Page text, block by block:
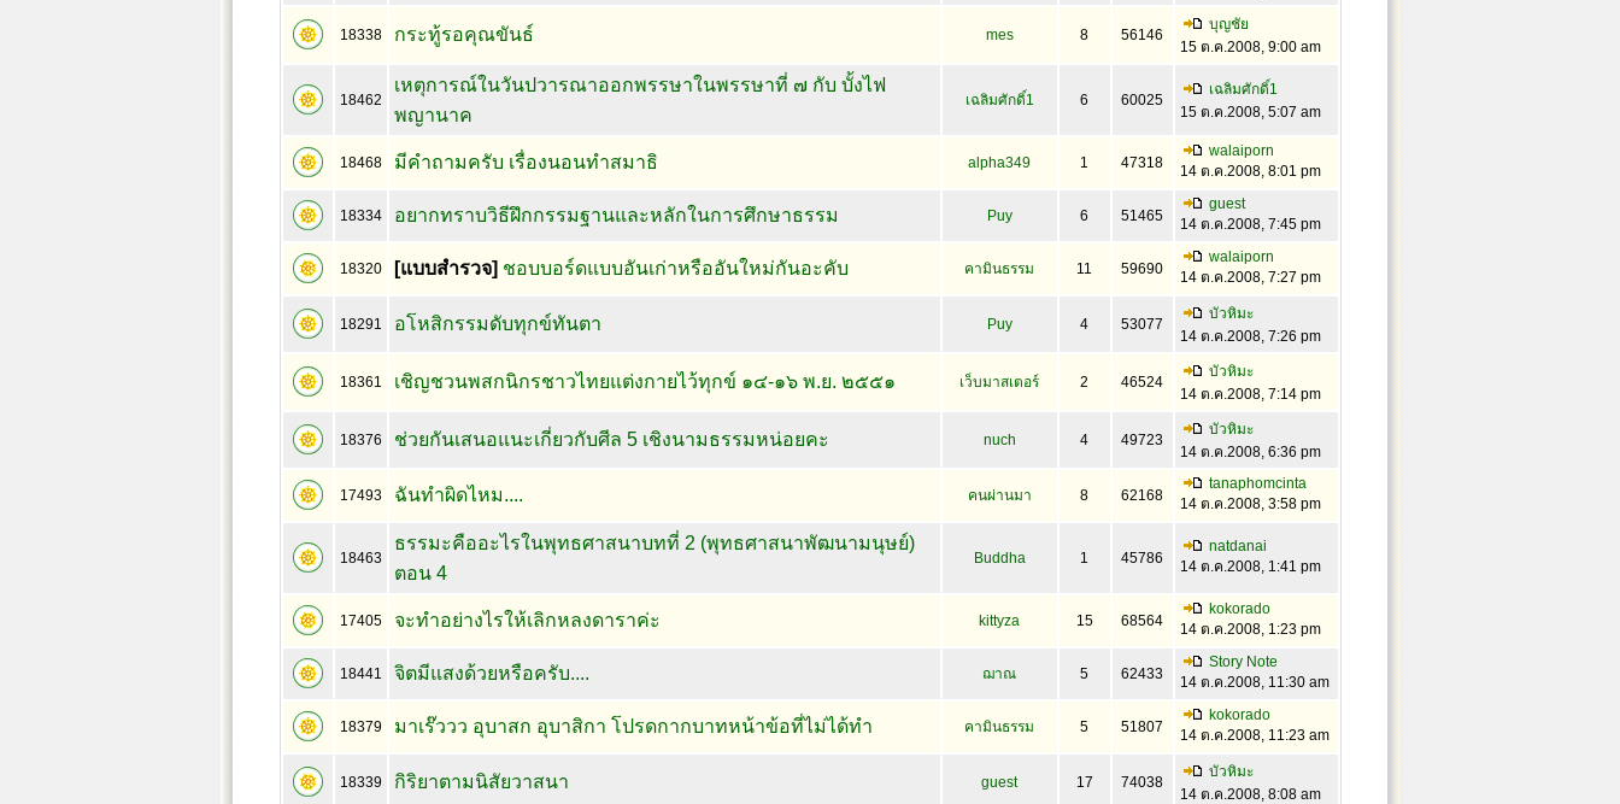
18338 กระทู้รอคุณขันธ์ mes 8 56146
บุญชัย
15 ต.ค.2008, 9:00 am
18462
เหตุการณ์ในวันปวารณาออกพรรษาในพรรษาที่ ๗ กับ บั้งไฟ
พญานาค
เฉลิมศักดิ์1 6 60025
เฉลิมศักดิ์1
15 ต.ค.2008, 5:07 am
18468 มีคำถามครับ เรื่องนอนทำสมาธิ alpha349 1 47318
walaiporn
14 ต.ค.2008, 8:01 pm
18334 อยากทราบวิธีฝึกกรรมฐานและหลักในการศึกษาธรรม Puy 6 51465
guest
14 ต.ค.2008, 7:45 pm
18320 [แบบสำรวจ] ชอบบอร์ดแบบอันเก่าหรืออันใหม่กันอะคับ คามินธรรม 11 59690
walaiporn
14 ต.ค.2008, 7:27 pm
18291 อโหสิกรรมดับทุกข์ทันตา Puy 4 53077
บัวหิมะ
14 ต.ค.2008, 7:26 pm
18361 เชิญชวนพสกนิกรชาวไทยแต่งกายไว้ทุกข์ ๑๔-๑๖ พ.ย. ๒๕๕๑ เว็บมาสเตอร์ 2 46524
บัวหิมะ
14 ต.ค.2008, 7:14 pm
18376 ช่วยกันเสนอแนะเกี่ยวกับศีล 5 เชิงนามธรรมหน่อยคะ nuch 4 49723
บัวหิมะ
14 ต.ค.2008, 6:36 pm
17493 ฉันทำผิดไหม.... คนผ่านมา 8 62168
tanaphomcinta
14 ต.ค.2008, 3:58 pm
18463
ธรรมะคืออะไรในพุทธศาสนาบทที่ 2 (พุทธศาสนาพัฒนามนุษย์)
ตอน 4
Buddha 1 45786
natdanai
14 ต.ค.2008, 1:41 pm
17405 จะทำอย่างไรให้เลิกหลงดาราค่ะ kittyza 15 68564
kokorado
14 ต.ค.2008, 1:23 pm
18441 จิตมีแสงด้วยหรือครับ.... ฌาณ 5 62433
Story Note
14 ต.ค.2008, 11:30 am
18379 มาเร๊ววว อุบาสก อุบาสิกา โปรดกากบาทหน้าข้อที่ไม่ได้ทำ คามินธรรม 5 51807
kokorado
14 ต.ค.2008, 11:23 am
18339 กิริยาตามนิสัยวาสนา guest 17 74038
บัวหิมะ
14 ต.ค.2008, 8:08 am